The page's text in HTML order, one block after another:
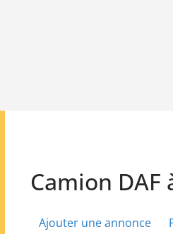
Camion DAF
Ajouter une annonce